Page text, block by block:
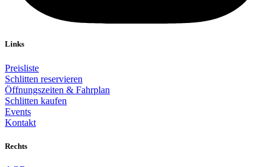
Links
Preisliste
Schlitten reservieren
Öffnungszeiten & Fahrplan
Schlitten kaufen
Events
Kontakt
Rechts